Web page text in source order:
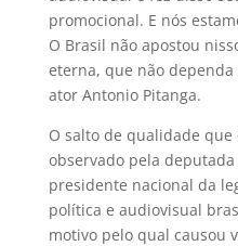
promocional. E nós
O Brasil não apostou
eterna, que não
ator Antonio Pitanga.
O salto de qualidade
observado pela deputada
presidente nacional da
política e audiovisual
motivo pelo qual causou